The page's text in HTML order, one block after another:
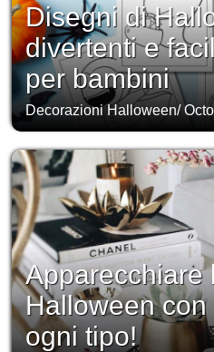
Disegni di
divertenti e
per bambini
Decorazioni Halloween/
Apparecchiare
Halloween
ogni tipo!